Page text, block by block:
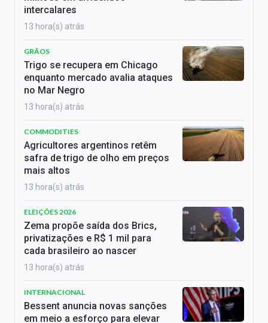
intercalares
13 hora(s) atrás
GRÃOS
Trigo se recupera em Chicago
enquanto mercado avalia ataques
no Mar Negro
13 hora(s) atrás
COMMODITIES
Agricultores argentinos retêm
safra de trigo de olho em preços
mais altos
13 hora(s) atrás
ELEIÇÕES 2026
Zema propõe saída dos Brics,
privatizações e R$ 1 mil para
cada brasileiro ao nascer
13 hora(s) atrás
INTERNACIONAL
Bessent anuncia novas sanções
em meio a esforço para elevar